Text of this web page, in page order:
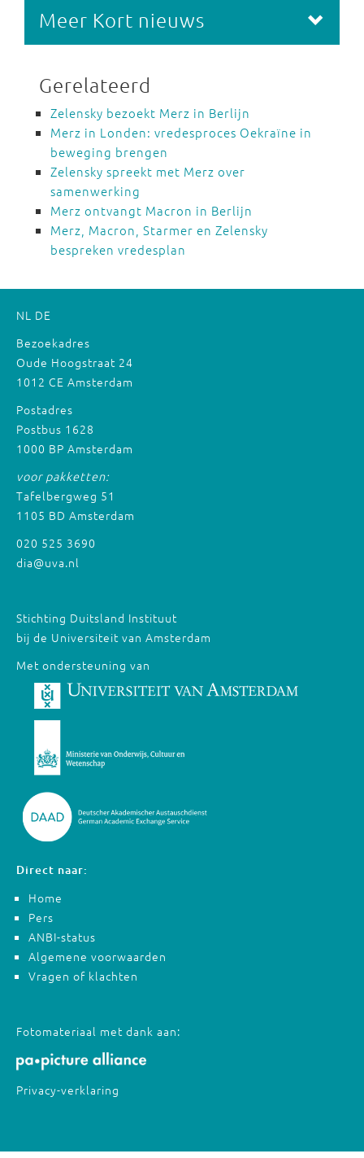
Meer Kort nieuws
Gerelateerd
Zelensky bezoekt Merz in Berlijn
Merz in Londen: vredesproces Oekraïne in
beweging brengen
Zelensky spreekt met Merz over
samenwerking
Merz ontvangt Macron in Berlijn
Merz, Macron, Starmer en Zelensky
bespreken vredesplan
NL DE
Bezoekadres
Oude Hoogstraat 24
1012 CE Amsterdam
Postadres
Postbus 1628
1000 BP Amsterdam
voor pakketten:
Tafelbergweg 51
1105 BD Amsterdam
020 525 3690
dia@uva.nl
Stichting Duitsland Instituut
bij de Universiteit van Amsterdam
Met ondersteuning van
Direct naar:
Home
Pers
ANBI-status
Algemene voorwaarden
Vragen of klachten
Fotomateriaal met dank aan:
Privacy-verklaring